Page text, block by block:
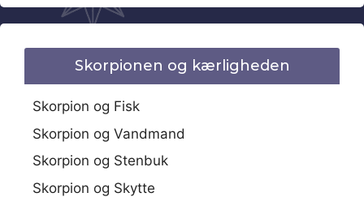
Skorpionen og kærligheden
Skorpion og Fisk
Skorpion og Vandmand
Skorpion og Stenbuk
Skorpion og Skytte